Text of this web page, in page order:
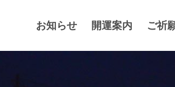
お知らせ 開運案内 ご祈